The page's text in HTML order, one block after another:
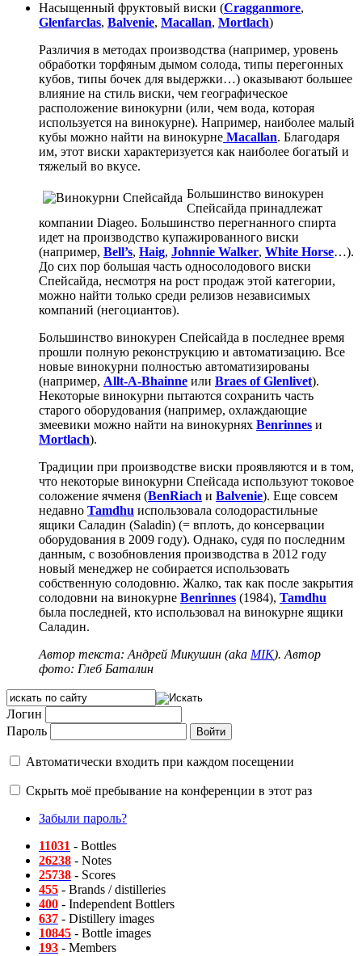
Насыщенный фруктовый виски (Cragganmore,
Glenfarclas, Balvenie, Macallan, Mortlach)
Различия в методах производства (например, уровень
обработки торфяным дымом солода, типы перегонных
кубов, типы бочек для выдержки…) оказывают большее
влияние на стиль виски, чем географическое
расположение винокурни (или, чем вода, которая
используется на винокурне). Например, наиболее малый
кубы можно найти на винокурне Macallan. Благодаря
им, этот виски характеризуется как наиболее богатый и
тяжелый во вкусе.
Большинство винокурен
Спейсайда принадлежат
компании Diageo. Большинство перегнанного спирта
идет на производство купажированного виски
(например, Bell’s, Haig, Johnnie Walker, White Horse…).
До сих пор большая часть односолодового виски
Спейсайда, несмотря на рост продаж этой категории,
можно найти только среди релизов независимых
компаний (негоциантов).
Большинство винокурен Спейсайда в последнее время
прошли полную реконструкцию и автоматизацию. Все
новые винокурни полностью автоматизированы
(например, Allt-A-Bhainne или Braes of Glenlivet).
Некоторые винокурни пытаются сохранить часть
старого оборудования (например, охлаждающие
змеевики можно найти на винокурнях Benrinnes и
Mortlach).
Традиции при производстве виски проявляются и в том,
что некоторые винокурни Спейсада используют токовое
соложение ячменя (BenRiach и Balvenie). Еще совсем
недавно Tamdhu использовала солодорастильные
ящики Саладин (Saladin) (= вплоть, до консервации
оборудования в 2009 году). Однако, судя по последним
данным, с возобновления производства в 2012 году
новый менеджер не собирается использовать
собственную солодовню. Жалко, так как после закрытия
солодовни на винокурне Benrinnes (1984), Tamdhu
была последней, кто использовал на винокурне ящики
Саладин.
Автор текста: Андрей Микушин (aka MIK). Автор
фото: Глеб Баталин
Логин
Пароль
Автоматически входить при каждом посещении
Скрыть моё пребывание на конференции в этот раз
Забыли пароль?
11031 - Bottles
26238 - Notes
25738 - Scores
455 - Brands / distilleries
400 - Independent Bottlers
637 - Distillery images
10845 - Bottle images
193 - Members